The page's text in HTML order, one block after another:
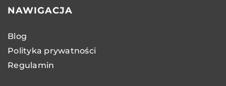
NAWIGACJA
Blog
Polityka prywatności
Regulamin